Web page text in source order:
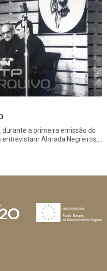
a primeira emissão do
entrevistam Almada Negreiros,…